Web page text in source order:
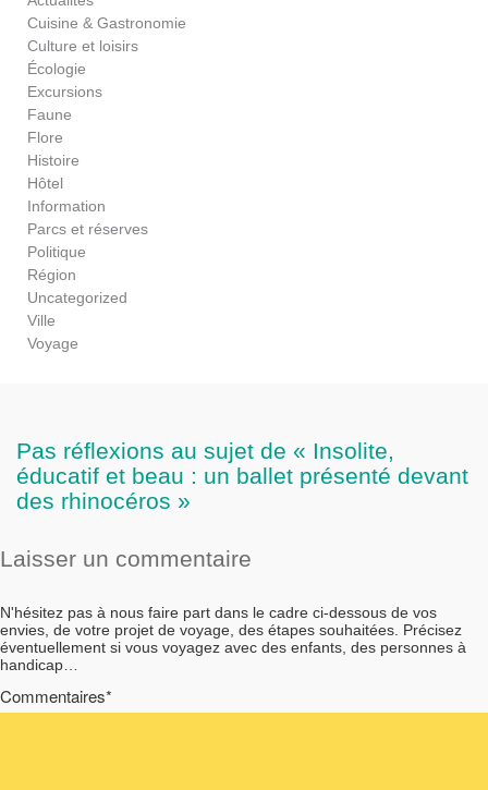
Cuisine & Gastronomie
Culture et loisirs
Écologie
Excursions
Faune
Flore
Histoire
Hôtel
Information
Parcs et réserves
Politique
Région
Uncategorized
Ville
Voyage
Pas réflexions au sujet de « Insolite,
éducatif et beau : un ballet présenté devant
des rhinocéros »
Laisser un commentaire
N'hésitez pas à nous faire part dans le cadre ci-dessous de vos
envies, de votre projet de voyage, des étapes souhaitées. Précisez
éventuellement si vous voyagez avec des enfants, des personnes à
handicap…
Commentaires*